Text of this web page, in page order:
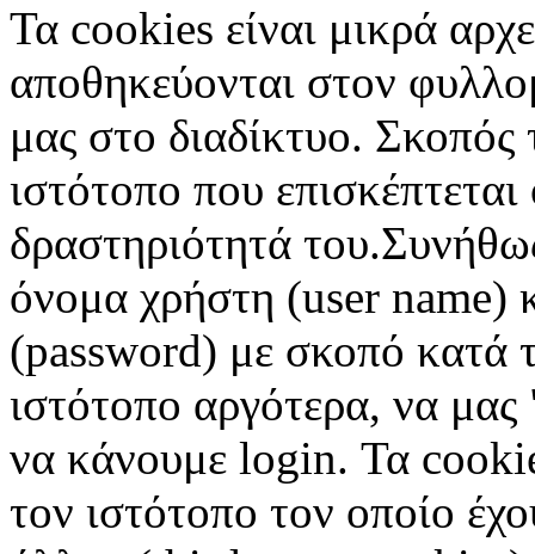
Τα cookies είναι μικρά
αποθηκεύονται στον
μας στο διαδίκτυο. Σκοπός
ιστότοπο που
δραστηριότητά
όνομα χρήστη (user name)
(password) με σκοπό κατά
ιστότοπο αργότερα, να μας
να κάνουμε login. Τα
τον ιστότοπο τον οποίο